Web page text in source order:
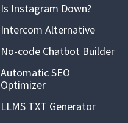
Is Instagram Down?
Intercom Alternative
No-code Chatbot Builder
Automatic SEO
Optimizer
LLMS TXT Generator